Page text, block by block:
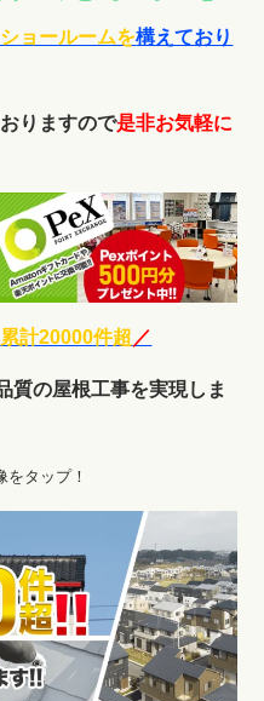
ョールームを構えており
りますので是非お気軽に
累計20000件超 ／
質の屋根工事を実現しま
をタップ！